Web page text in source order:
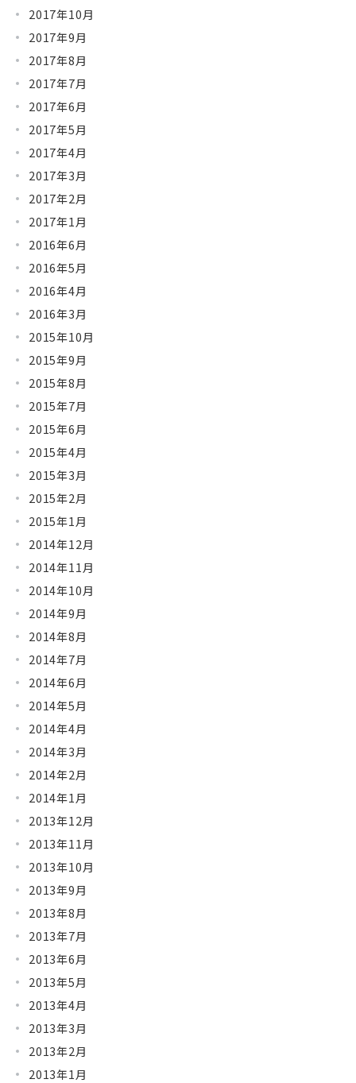
2017年10月
2017年9月
2017年8月
2017年7月
2017年6月
2017年5月
2017年4月
2017年3月
2017年2月
2017年1月
2016年6月
2016年5月
2016年4月
2016年3月
2015年10月
2015年9月
2015年8月
2015年7月
2015年6月
2015年4月
2015年3月
2015年2月
2015年1月
2014年12月
2014年11月
2014年10月
2014年9月
2014年8月
2014年7月
2014年6月
2014年5月
2014年4月
2014年3月
2014年2月
2014年1月
2013年12月
2013年11月
2013年10月
2013年9月
2013年8月
2013年7月
2013年6月
2013年5月
2013年4月
2013年3月
2013年2月
2013年1月